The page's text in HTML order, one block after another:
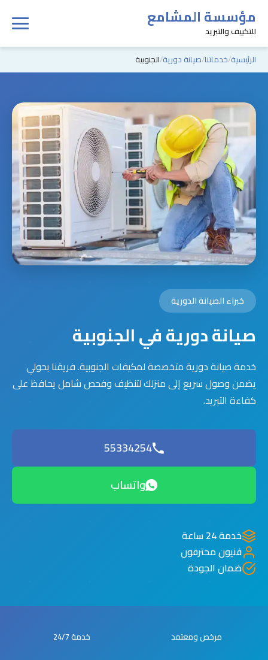
مؤسسة المشامع
للتكييف والتبريد
الرئيسية خدماتنا صيانة دورية الجنوبية
خبراء الصيانة الدورية
صيانة دورية في الجنوبية
خدمة صيانة دورية متخصصة لمكيفات الجنوبية. فريقنا بحولي
يضمن وصول سريع إلى منزلك لتنظيف وفحص شامل يحافظ على
كفاءة التبريد.
55334254
واتساب
خدمة 24 ساعة
فنيون محترفون
ضمان الجودة
مرخص ومعتمد خدمة 24/7